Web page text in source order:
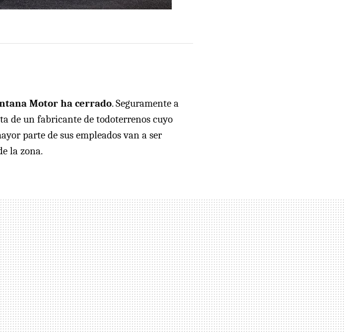
Motor ha cerrado. Seguramente a
de un fabricante de todoterrenos cuyo
parte de sus empleados van a ser
la zona.